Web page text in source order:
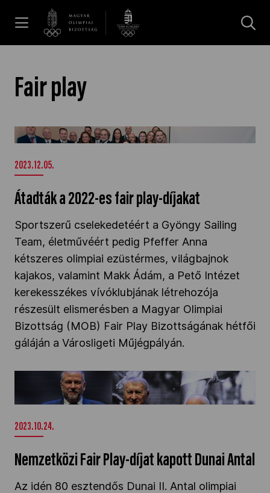
Dakar 2026
Los Angeles 2028
MOB
Kettőskarrier-program
NOB
Társszervezetek
OVEP
Adatbank
Fair play
Átadták a 2022-es fair play-díjakat" />
2023.12.05.
Átadták a 2022-es fair play-díjakat
Sportszerű cselekedetéért a Gyöngy Sailing
Team, életművéért pedig Pfeffer Anna
kétszeres olimpiai ezüstérmes, világbajnok
kajakos, valamint Makk Ádám, a Pető Intézet
kerekesszékes vívóklubjának létrehozója
részesült elismerésben a Magyar Olimpiai
Bizottság (MOB) Fair Play Bizottságának hétfői
gáláján a Városligeti Műjégpályán.
Nemzetközi Fair Play-díjat kapott Dunai Antal"
2023.10.24.
Nemzetközi Fair Play-díjat kapott Dunai Antal
Az idén 80 esztendős Dunai II. Antal olimpiai